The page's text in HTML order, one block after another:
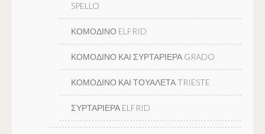
SPELLO
ΚΟΜΟΔΙΝΟ ELFRID
ΚΟΜΟΔΙΝΟ ΚΑΙ ΣΥΡΤΑΡΙΕΡΑ GRADO
ΚΟΜΟΔΙΝΟ ΚΑΙ ΤΟΥΑΛΕΤΑ TRIESTE
ΣΥΡΤΑΡΙΕΡΑ ELFRID